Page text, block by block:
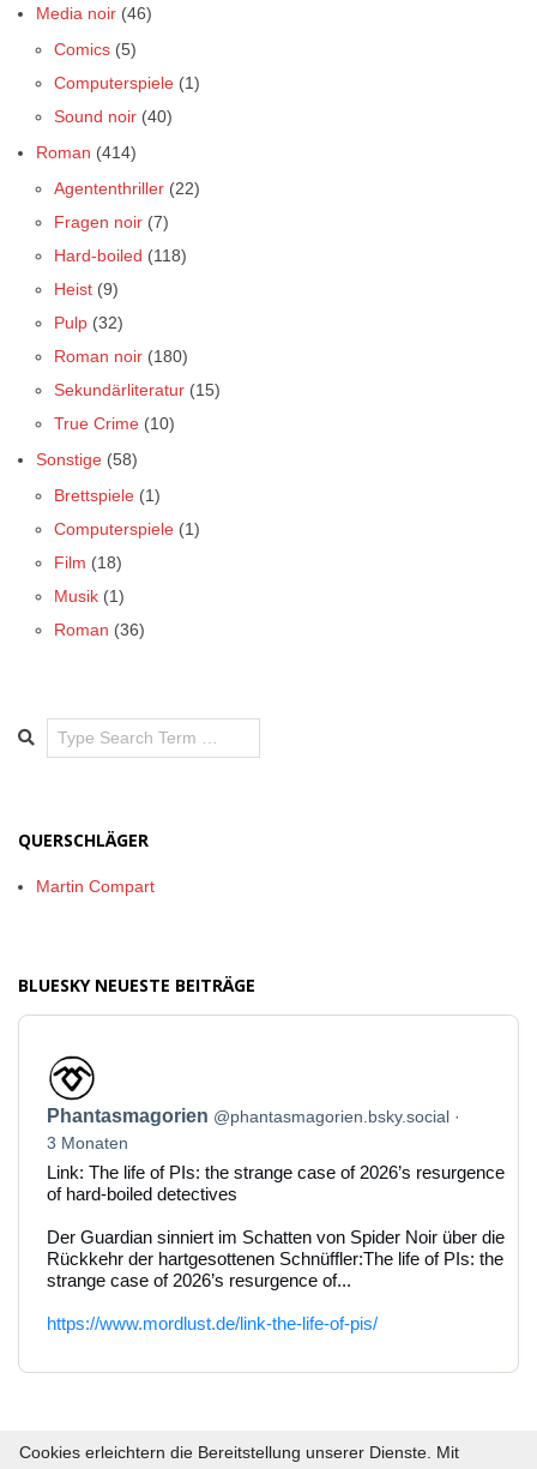
Media noir (46)
Comics (5)
Computerspiele (1)
Sound noir (40)
Roman (414)
Agententhriller (22)
Fragen noir (7)
Hard-boiled (118)
Heist (9)
Pulp (32)
Roman noir (180)
Sekundärliteratur (15)
True Crime (10)
Sonstige (58)
Brettspiele (1)
Computerspiele (1)
Film (18)
Musik (1)
Roman (36)
Search
QUERSCHLÄGER
Martin Compart
BLUESKY NEUESTE BEITRÄGE
Beitrag
von
Phantasmagorien
auf
Bluesky
ansehen
Phantasmagorien @phantasmagorien.bsky.social
3 Monaten
Link: The life of PIs: the strange case of 2026’s resurgence
of hard-boiled detectives
Der Guardian sinniert im Schatten von Spider Noir über die
Rückkehr der hartgesottenen Schnüffler:The life of PIs: the
strange case of 2026’s resurgence of...
https://www.mordlust.de/link-the-life-of-pis/
Cookies erleichtern die Bereitstellung unserer Dienste. Mit